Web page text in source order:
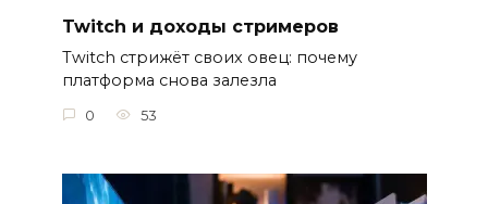
Twitch и доходы стримеров
Twitch стрижёт своих овец: почему
платформа снова залезла
0 53